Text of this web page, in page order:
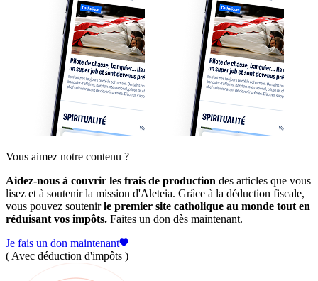
Vous aimez notre contenu ?
Aidez-nous à couvrir les frais de production des articles que vous
lisez et à soutenir la mission d'Aleteia. Grâce à la déduction fiscale,
vous pouvez soutenirle premier site catholique au monde tout en
réduisant vos impôts. Faites un don dès maintenant.
Je fais un don maintenant
( Avec déduction d'impôts )